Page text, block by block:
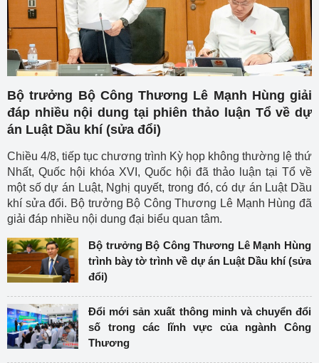
Bộ trưởng Bộ Công Thương Lê Mạnh Hùng giải
đáp nhiều nội dung tại phiên thảo luận Tổ về dự
án Luật Dầu khí (sửa đổi)
Chiều 4/8, tiếp tục chương trình Kỳ họp không thường lệ thứ
Nhất, Quốc hội khóa XVI, Quốc hội đã thảo luận tại Tổ về
một số dự án Luật, Nghị quyết, trong đó, có dự án Luật Dầu
khí sửa đổi. Bộ trưởng Bộ Công Thương Lê Mạnh Hùng đã
giải đáp nhiều nội dung đại biểu quan tâm.
Bộ trưởng Bộ Công Thương Lê Mạnh Hùng
trình bày tờ trình về dự án Luật Dầu khí (sửa
đổi)
Đổi mới sản xuất thông minh và chuyển đổi
số trong các lĩnh vực của ngành Công
Thương